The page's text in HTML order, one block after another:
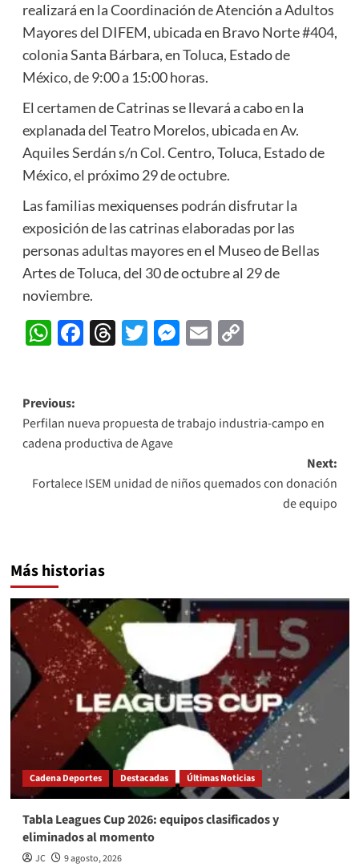
realizará en la Coordinación de Atención a Adultos
Mayores del DIFEM, ubicada en Bravo Norte #404,
colonia Santa Bárbara, en Toluca, Estado de
México, de 9:00 a 15:00 horas.
El certamen de Catrinas se llevará a cabo en la
explanada del Teatro Morelos, ubicada en Av.
Aquiles Serdán s/n Col. Centro, Toluca, Estado de
México, el próximo 29 de octubre.
Las familias mexiquenses podrán disfrutar la
exposición de las catrinas elaboradas por las
personas adultas mayores en el Museo de Bellas
Artes de Toluca, del 30 de octubre al 29 de
noviembre.
WhatsApp
Facebook
Threads
Twitter
Messenger
EmailCopy
Post
navigation
Previous:
Perfilan nueva propuesta de trabajo industria-campo en
cadena productiva de Agave
Next:
Fortalece ISEM unidad de niños quemados con donación
de equipo
Más historias
Cadena Deportes Destacadas Últimas Noticias
Tabla Leagues Cup 2026: equipos clasificados y
eliminados al momento
JC 9 agosto, 2026